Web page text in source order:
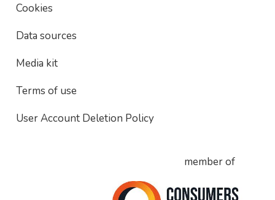
Cookies
Data sources
Media kit
Terms of use
User Account Deletion Policy
member of